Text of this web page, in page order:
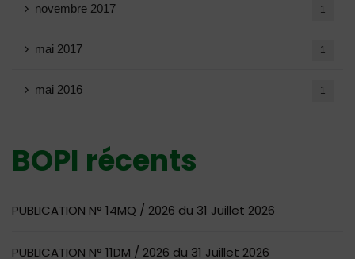
novembre 2017 1
mai 2017 1
mai 2016 1
BOPI récents
PUBLICATION N° 14MQ / 2026 du 31 Juillet 2026
PUBLICATION N° 11DM / 2026 du 31 Juillet 2026